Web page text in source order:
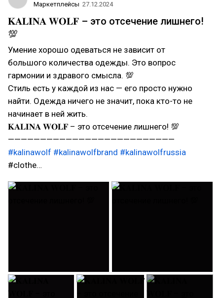
Маркетплейсы 27.12.2024
𝐊𝐀𝐋𝐈𝐍𝐀 𝐖𝐎𝐋𝐅 – это отсечение лишнего!
💯
Умение хорошо одеваться не зависит от
большого количества одежды. Это вопрос
гармонии и здравого смысла. 💯
Стиль есть у каждой из нас — его просто нужно
найти. Одежда ничего не значит, пока кто-то не
начинает в ней жить.
𝐊𝐀𝐋𝐈𝐍𝐀 𝐖𝐎𝐋𝐅 – это отсечение лишнего! 💯
——————————————————————————
#kalinawolf #kalinawolfbrand #kalinawolfrussia
#clothe…